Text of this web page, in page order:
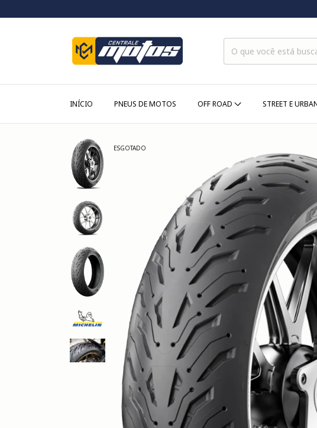
INÍCIO PNEUS DE MOTOS OFF ROAD STREET E
ESGOTADO